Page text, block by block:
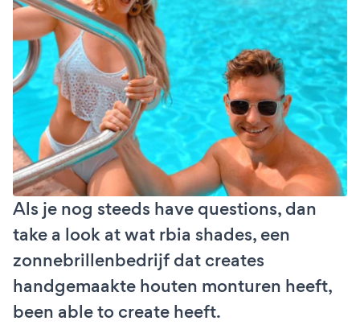
Als je nog steeds have questions, dan
take a look at wat rbia shades, een
zonnebrillenbedrijf dat creates
handgemaakte houten monturen heeft,
been able to create heeft.